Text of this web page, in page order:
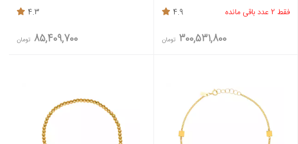
فقط 2 عدد باقی مانده 4.9
300,531,800 تومان
4.3
85,409,700 تومان